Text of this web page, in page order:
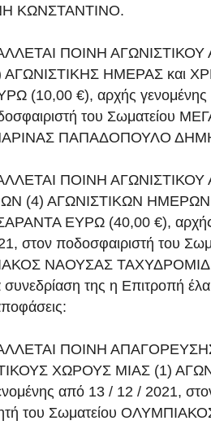
ΚΩΝΣΤΑΝΤΙΝΟ.
ΠΟΙΝΗ
ΑΓΩΝΙΣΤΙΚΗΣ ΗΜΕΡΑΣ και
(10,00 €), αρχής
του Σωματείου
ΠΑΠΑΔΟΠΟΥΛΟ
ΠΟΙΝΗ
(4) ΑΓΩΝΙΣΤΙΚΩΝ ΗΜΕΡΩΝ
ΕΥΡΩ (40,00 €), αρχής
στον ποδοσφαιριστή του
ΝΑΟΥΣΑΣ
συνεδρίαση της η Επιτροπή
ΠΟΙΝΗ
ΧΩΡΟΥΣ ΜΙΑΣ (1)
από 13 / 12 / 2021,
του Σωματείου